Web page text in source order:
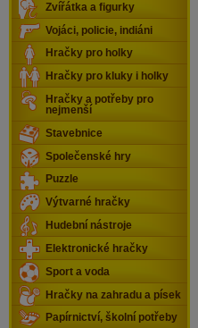
Zvířátka a figurky
Vojáci, policie, indiáni
Hračky pro holky
Hračky pro kluky i holky
Hračky a potřeby pro
nejmenší
Stavebnice
Společenské hry
Puzzle
Výtvarné hračky
Hudební nástroje
Elektronické hračky
Sport a voda
Hračky na zahradu a písek
Papírnictví, školní potřeby